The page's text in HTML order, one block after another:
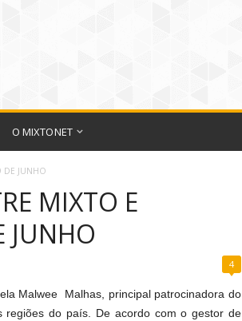
O MIXTONET
DE JUNHO
MIXTO E
JUNHO
4
Malwee Malhas, principal patrocinadora do
do país. De acordo com o gestor de